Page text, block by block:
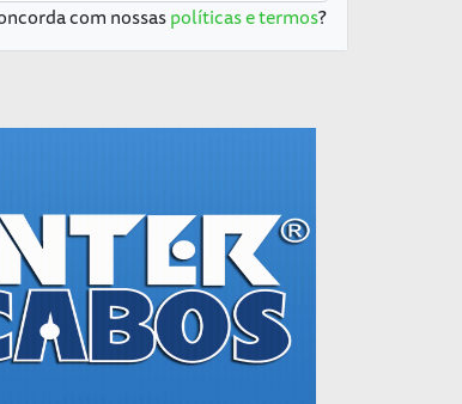
com nossaspolíticas e termos?